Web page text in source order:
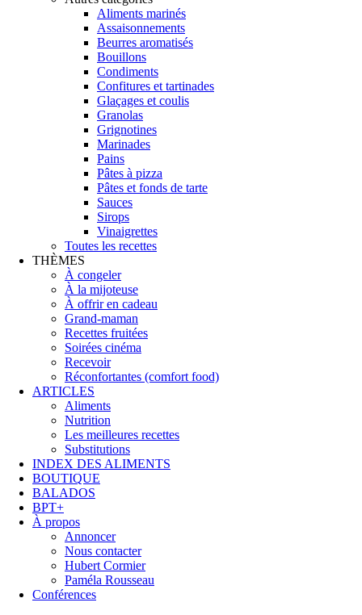
Aliments marinés
Assaisonnements
Beurres aromatisés
Bouillons
Condiments
Confitures et tartinades
Glaçages et coulis
Granolas
Grignotines
Marinades
Pains
Pâtes à pizza
Pâtes et fonds de tarte
Sauces
Sirops
Vinaigrettes
Toutes les recettes
THÈMES
À congeler
À la mijoteuse
À offrir en cadeau
Grand-maman
Recettes fruitées
Soirées cinéma
Recevoir
Réconfortantes (comfort food)
ARTICLES
Aliments
Nutrition
Les meilleures recettes
Substitutions
INDEX DES ALIMENTS
BOUTIQUE
BALADOS
BPT+
À propos
Annoncer
Nous contacter
Hubert Cormier
Paméla Rousseau
Conférences